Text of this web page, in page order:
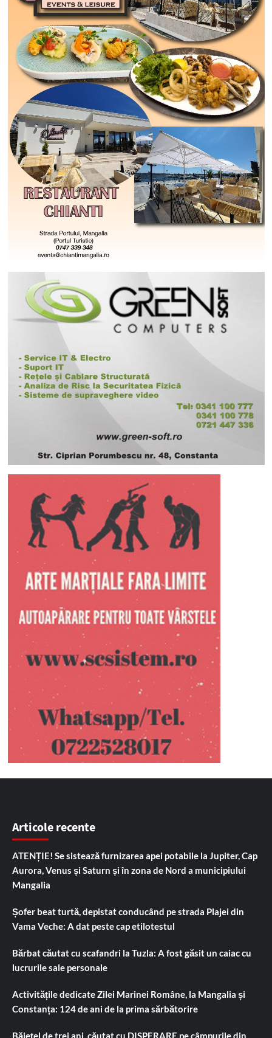
Articole recente
ATENȚIE! Se sistează furnizarea apei potabile la Jupiter, Cap
Aurora, Venus și Saturn și în zona de Nord a municipiului
Mangalia
Șofer beat turtă, depistat conducând pe strada Plajei din
Vama Veche: A dat peste cap etilotestul
Bărbat căutat cu scafandri la Tuzla: A fost găsit un caiac cu
lucrurile sale personale
Activitățile dedicate Zilei Marinei Române, la Mangalia și
Constanța: 124 de ani de la prima sărbătorire
Băiețel de trei ani, căutat cu DISPERARE pe câmpurile din